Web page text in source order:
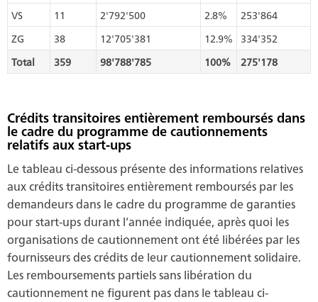
VS
11 2'792'500 2.8%
253'864
ZG
38 12'705'381 12.9%
334'352
Total
359 98'788'785 100% 275'178
Crédits transitoires entièrement remboursés dans
le cadre du programme de cautionnements
relatifs aux start-ups
Le tableau ci-dessous présente des informations relatives
aux crédits transitoires entièrement remboursés par les
demandeurs dans le cadre du programme de garanties
pour start-ups durant l’année indiquée, après quoi les
organisations de cautionnement ont été libérées par les
fournisseurs des crédits de leur cautionnement solidaire.
Les remboursements partiels sans libération du
cautionnement ne figurent pas dans le tableau ci-